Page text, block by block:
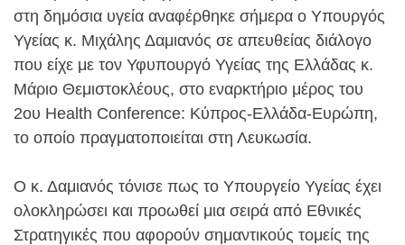
στη δημόσια υγεία αναφέρθηκε σήμερα ο Υπουργός
Υγείας κ. Μιχάλης Δαμιανός σε απευθείας διάλογο
που είχε με τον Υφυπουργό Υγείας της Ελλάδας κ.
Μάριο Θεμιστοκλέους, στο εναρκτήριο μέρος του
2ου Health Conference: Κύπρος-Ελλάδα-Ευρώπη,
το οποίο πραγματοποιείται στη Λευκωσία.
Ο κ. Δαμιανός τόνισε πως το Υπουργείο Υγείας έχει
ολοκληρώσει και προωθεί μια σειρά από Εθνικές
Στρατηγικές που αφορούν σημαντικούς τομείς της